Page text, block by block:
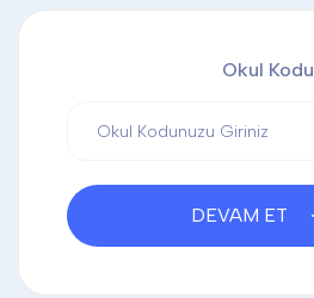
DİĞER
Okul Kodu
DEVAM ET